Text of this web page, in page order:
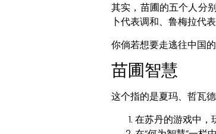
其实，苗圃的五个人分
卜代表调和、鲁梅拉代
你倘若想要走逃往中国
苗圃智慧
这个指的是夏玛、哲瓦德
在苏丹的游戏中，